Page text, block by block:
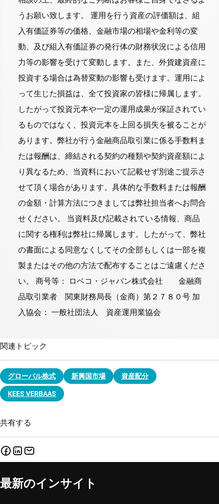
うお願い致します。 運用を行う資産の評価額は、組
入有価証券等の価格、金融市場の相場や金利等の変
動、及び組入有価証券の発行体の財務状況による信用
力等の影響を受けて変動します。また、外貨建資産に
投資する場合は為替変動の影響も受けます。運用によ
って生じた損益は、全て投資家の皆様に帰属します。
したがって投資元本や一定の運用成果が保証されてい
るものではなく、投資元本を上回る損失を被ることが
あります。弊社が行う金融商品取引業に係る手数料ま
たは報酬は、締結される契約の種類や契約資産額によ
り異なるため、当資料において記載せず別途ご提示さ
せて頂く場合があります。具体的な手数料または報酬
の金額・計算方法につきましては弊社担当者へお問合
せください。 当資料及び記載されている情報、商品
に関する権利は弊社に帰属します。したがって、弊社
の書面による同意なくしてその全部もしくは一部を複
製またはその他の方法で配布することはご遠慮くださ
い。 商号等： ロベコ・ジャパン株式会社 金融商
品取引業者 関東財務局長（金商）第２７８０号 加
入協会： 一般社団法人 資産運用業協会
関連トピック
グローバル株式 新興国市場 資産配分
KEES VERBAAS
共有する
最新のインサイト